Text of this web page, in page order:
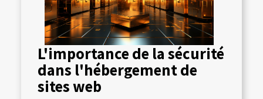
L'importance de la sécurité
dans l'hébergement de
sites web